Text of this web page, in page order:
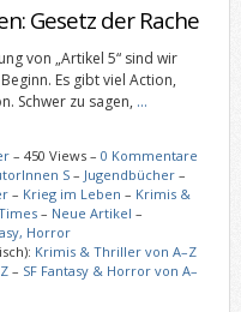
Gesetz der Rache
von „Artikel 5“ sind wir
Es gibt viel Action,
Schwer zu sagen, …
– 450 Views – 0 Kommentare
S– Jugendbücher–
– Krieg im Leben – Krimis &
– Neue Artikel –
Horror
Krimis & Thriller von A–Z
– SF Fantasy & Horror von A–